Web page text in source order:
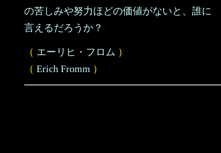
の苦しみや努力ほどの価値がないと、誰に
言えるだろうか？
（ エーリヒ・フロム ）
（ Erich Fromm ）